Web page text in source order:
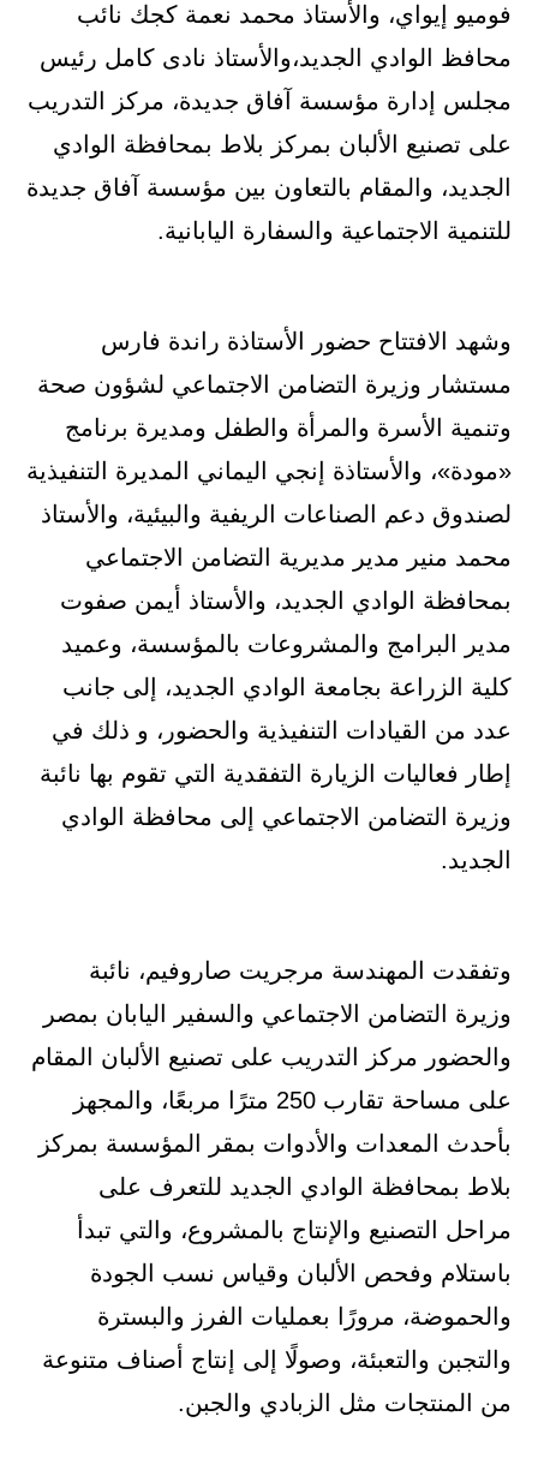
فوميو إيواي، والأستاذ محمد نعمة كجك نائب
محافظ الوادي الجديد،والأستاذ نادى كامل رئيس
مجلس إدارة مؤسسة آفاق جديدة، مركز التدريب
على تصنيع الألبان بمركز بلاط بمحافظة الوادي
الجديد، والمقام بالتعاون بين مؤسسة آفاق جديدة
للتنمية الاجتماعية والسفارة اليابانية.
وشهد الافتتاح حضور الأستاذة راندة فارس
مستشار وزيرة التضامن الاجتماعي لشؤون صحة
وتنمية الأسرة والمرأة والطفل ومديرة برنامج
«مودة»، والأستاذة إنجي اليماني المديرة التنفيذية
لصندوق دعم الصناعات الريفية والبيئية، والأستاذ
محمد منير مدير مديرية التضامن الاجتماعي
بمحافظة الوادي الجديد، والأستاذ أيمن صفوت
مدير البرامج والمشروعات بالمؤسسة، وعميد
كلية الزراعة بجامعة الوادي الجديد، إلى جانب
عدد من القيادات التنفيذية والحضور، و ذلك في
إطار فعاليات الزيارة التفقدية التي تقوم بها نائبة
وزيرة التضامن الاجتماعي إلى محافظة الوادي
الجديد.
وتفقدت المهندسة مرجريت صاروفيم، نائبة
وزيرة التضامن الاجتماعي والسفير اليابان بمصر
والحضور مركز التدريب على تصنيع الألبان المقام
على مساحة تقارب 250 مترًا مربعًا، والمجهز
بأحدث المعدات والأدوات بمقر المؤسسة بمركز
بلاط بمحافظة الوادي الجديد للتعرف على
مراحل التصنيع والإنتاج بالمشروع، والتي تبدأ
باستلام وفحص الألبان وقياس نسب الجودة
والحموضة، مرورًا بعمليات الفرز والبسترة
والتجبن والتعبئة، وصولًا إلى إنتاج أصناف متنوعة
من المنتجات مثل الزبادي والجبن.